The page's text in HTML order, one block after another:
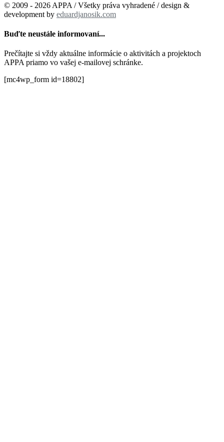
© 2009 - 2026 APPA / Všetky práva vyhradené / design &
development by eduardjanosik.com
Buďte neustále informovaní...
Prečítajte si vždy aktuálne informácie o aktivitách a projektoch
APPA priamo vo vašej e-mailovej schránke.
[mc4wp_form id=18802]